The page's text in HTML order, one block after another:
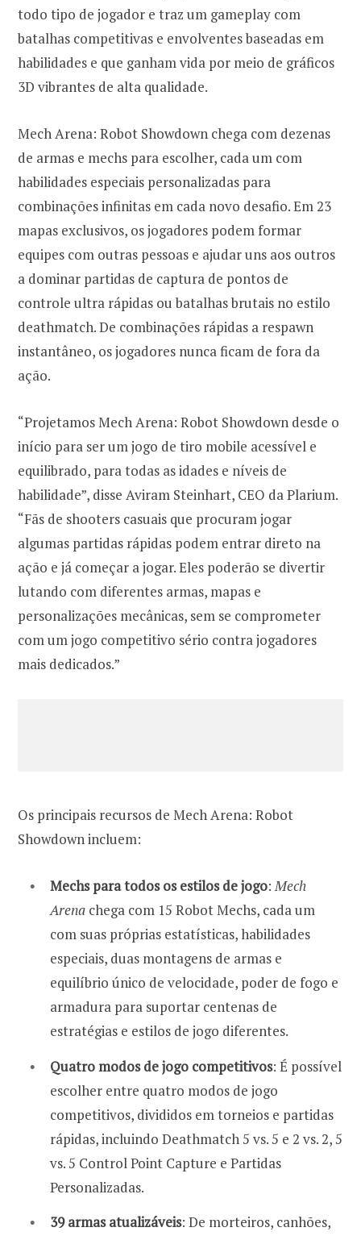
todo tipo de jogador e traz um gameplay com
batalhas competitivas e envolventes baseadas em
habilidades e que ganham vida por meio de gráficos
3D vibrantes de alta qualidade.
Mech Arena: Robot Showdown chega com dezenas
de armas e mechs para escolher, cada um com
habilidades especiais personalizadas para
combinações infinitas em cada novo desafio. Em 23
mapas exclusivos, os jogadores podem formar
equipes com outras pessoas e ajudar uns aos outros
a dominar partidas de captura de pontos de
controle ultra rápidas ou batalhas brutais no estilo
deathmatch. De combinações rápidas a respawn
instantâneo, os jogadores nunca ficam de fora da
ação.
“Projetamos Mech Arena: Robot Showdown desde o
início para ser um jogo de tiro mobile acessível e
equilibrado, para todas as idades e níveis de
habilidade”, disse Aviram Steinhart, CEO da Plarium.
“Fãs de shooters casuais que procuram jogar
algumas partidas rápidas podem entrar direto na
ação e já começar a jogar. Eles poderão se divertir
lutando com diferentes armas, mapas e
personalizações mecânicas, sem se comprometer
com um jogo competitivo sério contra jogadores
mais dedicados.”
Os principais recursos de Mech Arena: Robot
Showdown incluem:
Mechs para todos os estilos de jogo:Mech
Arena chega com 15 Robot Mechs, cada um
com suas próprias estatísticas, habilidades
especiais, duas montagens de armas e
equilíbrio único de velocidade, poder de fogo e
armadura para suportar centenas de
estratégias e estilos de jogo diferentes.
Quatro modos de jogo competitivos: É possível
escolher entre quatro modos de jogo
competitivos, divididos em torneios e partidas
rápidas, incluindo Deathmatch 5 vs. 5 e 2 vs. 2, 5
vs. 5 Control Point Capture e Partidas
Personalizadas.
39 armas atualizáveis: De morteiros, canhões,